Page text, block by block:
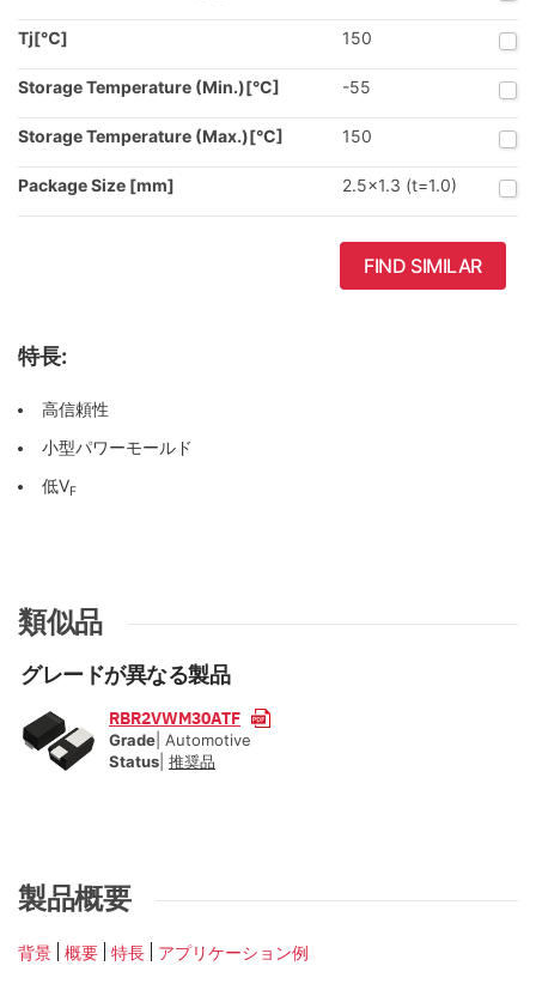
Tj[℃] 150
Storage Temperature (Min.)[°C] -55
Storage Temperature (Max.)[°C] 150
Package Size [mm] 2.5x1.3 (t=1.0)
FIND SIMILAR
特長:
高信頼性
小型パワーモールド
低VF
類似品
グレードが異なる製品
RBR2VWM30ATF
Grade | Automotive
Status 推奨品
製品概要
背景 概要 特長 アプリケーション例